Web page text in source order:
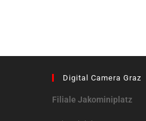
Digital Camera Graz
Filiale Jakominiplatz